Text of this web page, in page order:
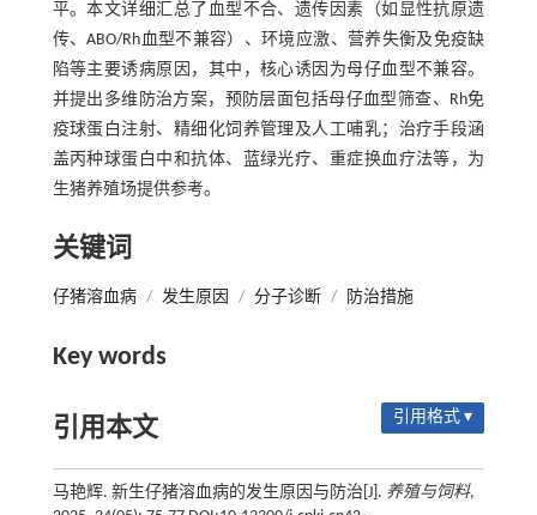
平。本文详细汇总了血型不合、遗传因素（如显性抗原遗
传、ABO/Rh血型不兼容）、环境应激、营养失衡及免疫缺
陷等主要诱病原因，其中，核心诱因为母仔血型不兼容。
并提出多维防治方案，预防层面包括母仔血型筛查、Rh免
疫球蛋白注射、精细化饲养管理及人工哺乳；治疗手段涵
盖丙种球蛋白中和抗体、蓝绿光疗、重症换血疗法等，为
生猪养殖场提供参考。
关键词
仔猪溶血病 / 发生原因 / 分子诊断 / 防治措施
Key words
引用本文 引用格式 ▾
马艳辉. 新生仔猪溶血病的发生原因与防治[J]. 养殖与饲料,